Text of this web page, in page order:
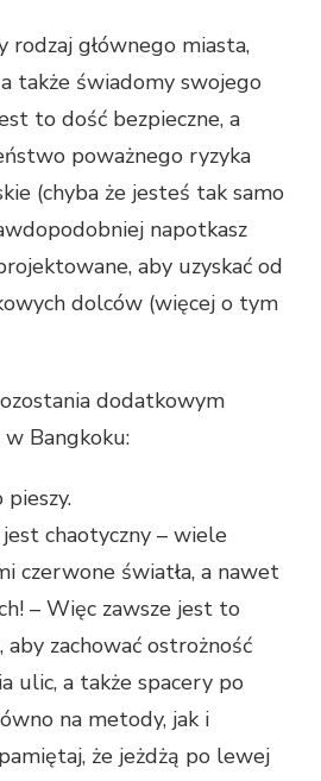
rodzaj głównego miasta,
także świadomy swojego
to dość bezpieczne, a
poważnego ryzyka
(chyba że jesteś tak samo
napotkasz
aby uzyskać od
dolców (więcej o tym
dodatkowym
Bangkoku:
pieszy.
chaotyczny – wiele
czerwone światła, a nawet
– Więc zawsze jest to
aby zachować ostrożność
ulic, a także spacery po
na metody, jak i
że jeżdżą po lewej